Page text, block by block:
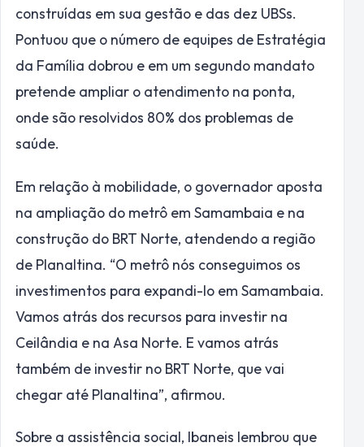
construídas em sua gestão e das dez UBSs.
Pontuou que o número de equipes de Estratégia
da Família dobrou e em um segundo mandato
pretende ampliar o atendimento na ponta,
onde são resolvidos 80% dos problemas de
saúde.
Em relação à mobilidade, o governador aposta
na ampliação do metrô em Samambaia e na
construção do BRT Norte, atendendo a região
de Planaltina. “O metrô nós conseguimos os
investimentos para expandi-lo em Samambaia.
Vamos atrás dos recursos para investir na
Ceilândia e na Asa Norte. E vamos atrás
também de investir no BRT Norte, que vai
chegar até Planaltina”, afirmou.
Sobre a assistência social, Ibaneis lembrou que